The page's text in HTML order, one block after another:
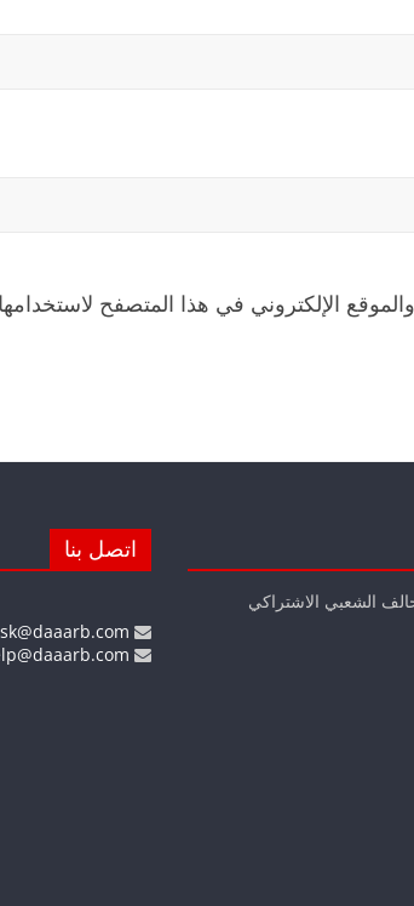
الإلكتروني في هذا المتصفح
الشعبي الاشتراكي
اتصل بنا